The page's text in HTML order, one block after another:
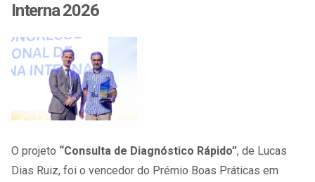
Interna 2026
O projeto “Consulta de Diagnóstico Rápido”, de Lucas
Dias Ruiz, foi o vencedor do Prémio Boas Práticas em